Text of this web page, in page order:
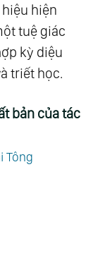
hiện
tuệ giác
kỳ diệu
triết học.
bản của tác
Tông